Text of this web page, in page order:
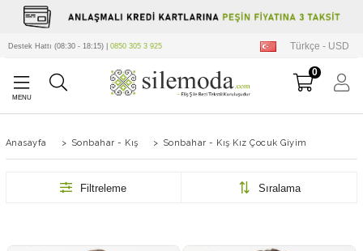
Destek Hattı (08:30 - 18:15) | 0850 305 3 925 Türkçe - USD
0
Anasayfa > Sonbahar - Kış > Sonbahar - Kış Kız Çocuk Giyim
Filtreleme Sıralama